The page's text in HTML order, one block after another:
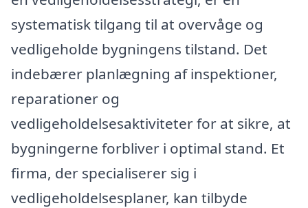
systematisk tilgang til at overvåge og
vedligeholde bygningens tilstand. Det
indebærer planlægning af inspektioner,
reparationer og
vedligeholdelsesaktiviteter for at sikre, at
bygningerne forbliver i optimal stand. Et
firma, der specialiserer sig i
vedligeholdelsesplaner, kan tilbyde